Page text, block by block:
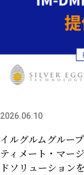
2026.06.10
イルグルムグルー
ティメート・マー
ドソリューション